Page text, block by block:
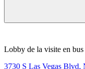
Lobby de la visite en
3730 S Las Vegas Blvd,